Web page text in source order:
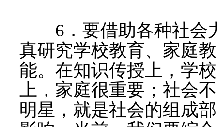
6 ．要借助各种社
真研究学校教育、家庭
能。在知识传授上，学
上，家庭很重要；社会
明星，就是社会的组成